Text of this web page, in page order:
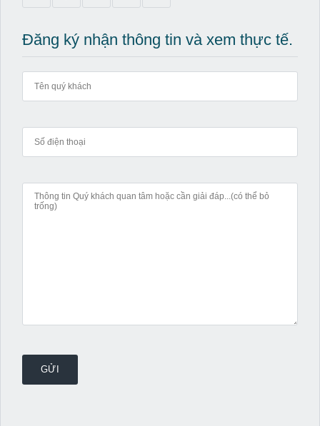
Đăng ký nhận thông tin và xem thực tế.